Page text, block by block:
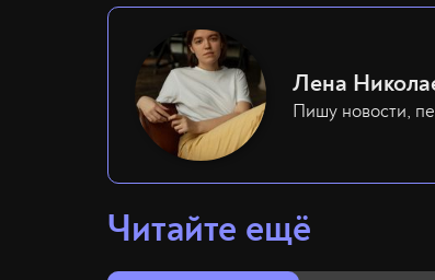
Лена
Пишу новости,
Читайте ещё